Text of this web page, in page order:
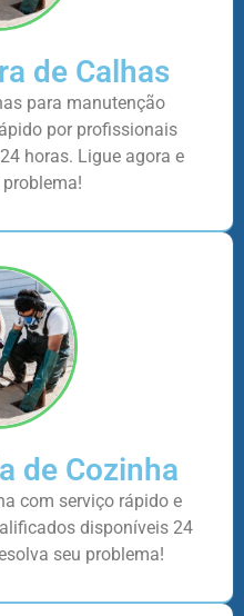
de Calhas
para manutenção
por profissionais
horas. Ligue agora e
de Cozinha
com serviço rápido e
disponíveis 24
seu problema!